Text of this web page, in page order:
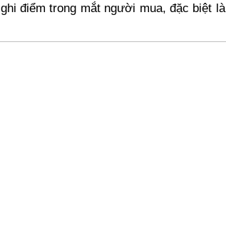
ghi điểm trong mắt người mua, đặc biệt